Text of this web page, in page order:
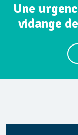
Une
vidange